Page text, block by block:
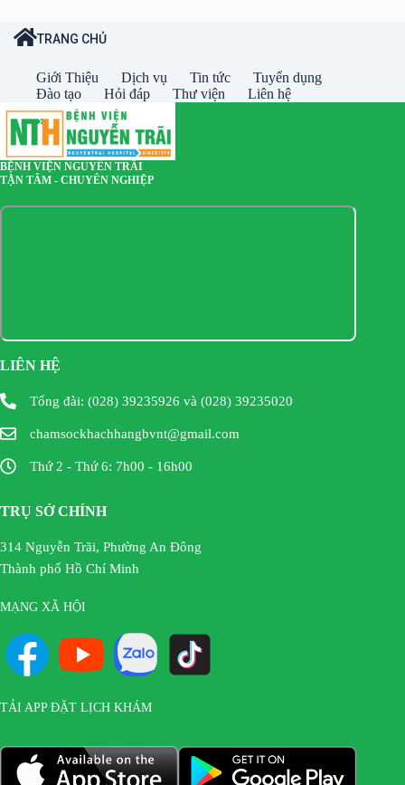
TRANG CHỦ
Giới Thiệu Dịch vụ Tin tức
Tuyển dụng
Đào tạo
Hỏi đáp Thư viện Liên hệ
BỆNH VIỆN NGUYỄN TRÃI
TẬN TÂM - CHUYÊN NGHIỆP
LIÊN HỆ
Tổng đài: (028) 39235926 và (028) 39235020
chamsockhachhangbvnt@gmail.com
Thứ 2 - Thứ 6: 7h00 - 16h00
TRỤ SỞ CHÍNH
314 Nguyễn Trãi, Phường An Đông
Thành phố Hồ Chí Minh
MẠNG XÃ HỘI
TẢI APP ĐẶT LỊCH KHÁM